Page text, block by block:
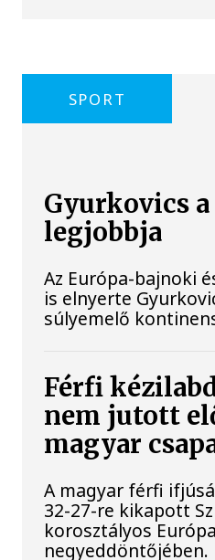
SPORT
Gyurkovics a
legjobbja
Az Európa-bajnoki
is elnyerte
súlyemelő
Férfi
nem jutott
magyar
A magyar férfi
32-27-re kikapott
korosztályos
negyeddöntőjében.